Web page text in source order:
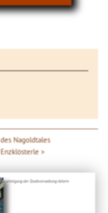
Nagoldtales
der Stadtverwaltung Achern